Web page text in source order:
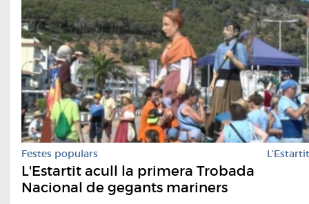
Festes populars L'Estartit
L'Estartit acull la primera Trobada
Nacional de gegants mariners